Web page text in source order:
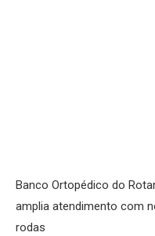
Banco Ortopédico do
amplia atendimento com
rodas